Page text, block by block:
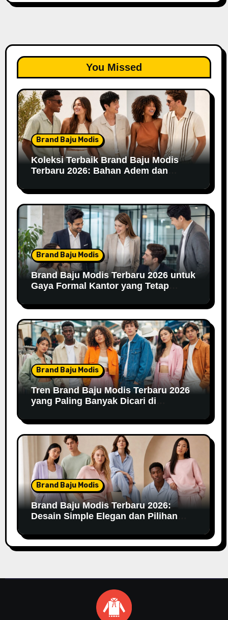
You Missed
Brand Baju Modis
Koleksi Terbaik Brand Baju Modis
Terbaru 2026: Bahan Adem dan
Brand Baju Modis
Brand Baju Modis Terbaru 2026 untuk
Gaya Formal Kantor yang Tetap
Brand Baju Modis
Tren Brand Baju Modis Terbaru 2026
yang Paling Banyak Dicari di
Brand Baju Modis
Brand Baju Modis Terbaru 2026:
Desain Simple Elegan dan Pilihan